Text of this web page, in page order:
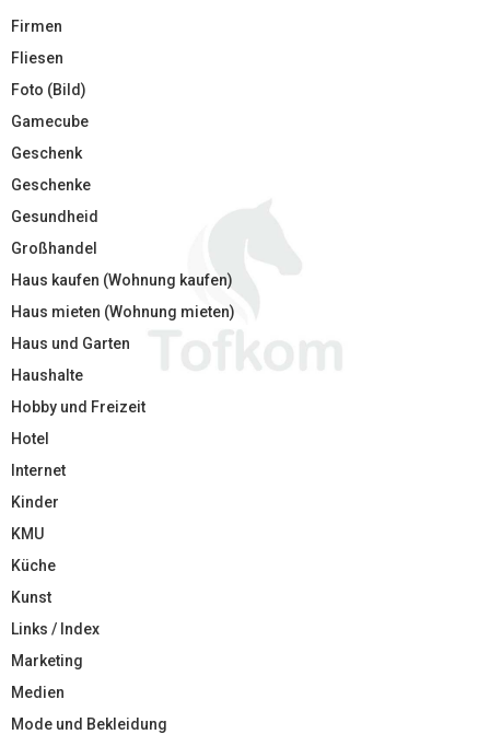
Firmen
Fliesen
Foto (Bild)
Gamecube
Geschenk
Geschenke
Gesundheid
Großhandel
Haus kaufen (Wohnung kaufen)
Haus mieten (Wohnung mieten)
Haus und Garten
Haushalte
Hobby und Freizeit
Hotel
Internet
Kinder
KMU
Küche
Kunst
Links / Index
Marketing
Medien
Mode und Bekleidung